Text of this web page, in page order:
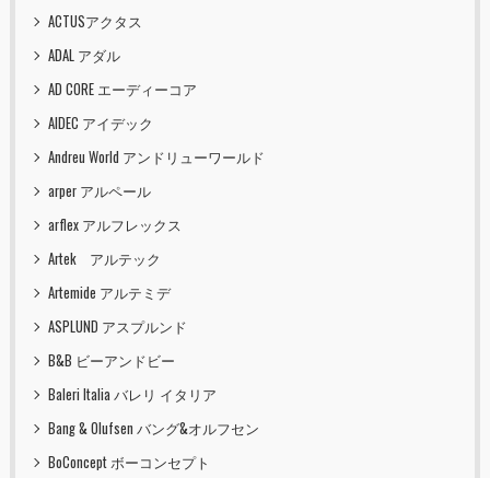
ACTUSアクタス
ADAL アダル
AD CORE エーディーコア
AIDEC アイデック
Andreu World アンドリューワールド
arper アルペール
arflex アルフレックス
Artek アルテック
Artemide アルテミデ
ASPLUND アスプルンド
B&B ビーアンドビー
Baleri Italia バレリ イタリア
Bang & Olufsen バング&オルフセン
BoConcept ボーコンセプト